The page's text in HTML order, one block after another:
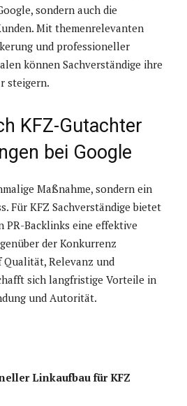
sondern auch die
Mit themenrelevanten
und professioneller
können Sachverständige ihre
steigern.
KFZ-Gutachter
bei Google
Maßnahme, sondern ein
Für KFZ Sachverständige bietet
PR-Backlinks eine effektive
der Konkurrenz
Qualität, Relevanz und
sich langfristige Vorteile in
und Autorität.
Linkaufbau für KFZ